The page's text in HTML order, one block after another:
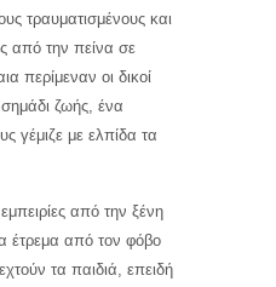
τραυματισμένους και
από την πείνα σε
περίμεναν οι δικοί
ζωής, ένα
γέμιζε με ελπίδα τα
από την ξένη
έτρεμα από τον φόβο
τα παιδιά, επειδή